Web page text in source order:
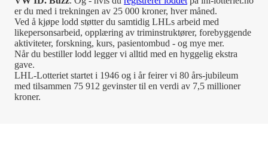
er du med i trekningen av 25 000 kroner, hver måned.
Ved å kjøpe lodd støtter du samtidig LHLs arbeid med
likepersonsarbeid, opplæring av triminstruktører, forebyggende
aktiviteter, forskning, kurs, pasientombud - og mye mer.
Når du bestiller lodd legger vi alltid med en hyggelig ekstra
gave.
LHL-Lotteriet startet i 1946 og i år feirer vi 80 års-jubileum
med tilsammen 75 912 gevinster til en verdi av 7,5 millioner
kroner.